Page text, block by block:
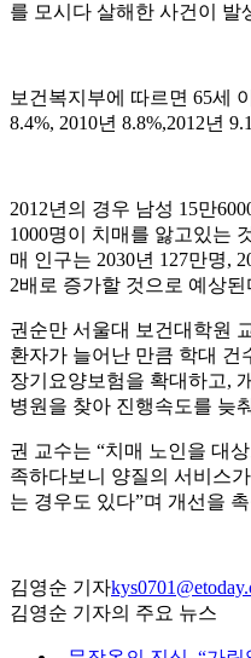
를 모시다 살해한 사건이 발
보건복지부에 따르면 65세
8.4%, 2010년 8.8%,2012년
2012년의 경우 남성 15만
1000명이 치매를 앓고있는
매 인구는 2030년 127만명,
2배로 증가할 것으로 예상된
권순만 서울대 보건대학원
환자가 늘어난 만큼 학대 건
장기요양보험을 확대하고,
병원을 찾아 진행속도를 늦
권 교수는 “치매 노인을 대
족하다보니 양질의 서비스
는 경우도 있다”며 개선을
김영순 기자
김영순 기자의 주요 뉴스